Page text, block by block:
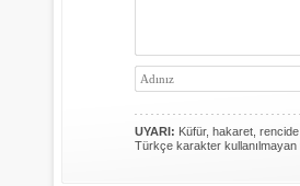
UYARI: Küfür, hakaret, rencide
Türkçe karakter kullanılmayan